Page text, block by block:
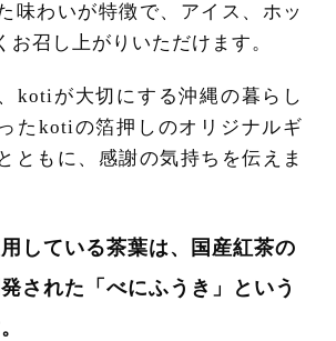
味わいが特徴で、アイス、ホッ
お召し上がりいただけます。
kotiが大切にする沖縄の暮らし
たkotiの箔押しのオリジナルギ
ともに、感謝の気持ちを伝えま
している茶葉は、国産紅茶の
された「べにふうき」という